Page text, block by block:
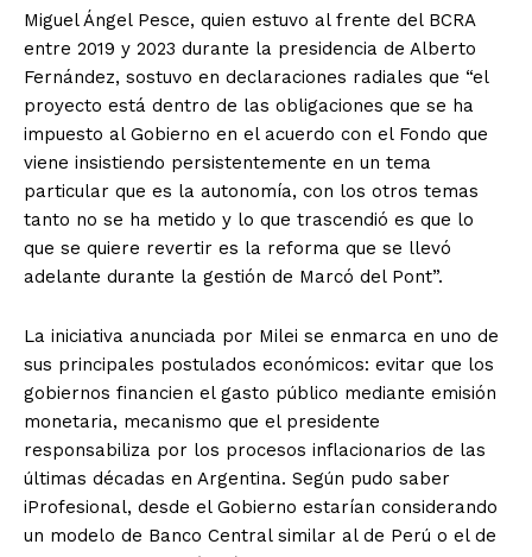
Miguel Ángel Pesce, quien estuvo al frente del BCRA
entre 2019 y 2023 durante la presidencia de Alberto
Fernández, sostuvo en declaraciones radiales que “el
proyecto está dentro de las obligaciones que se ha
impuesto al Gobierno en el acuerdo con el Fondo que
viene insistiendo persistentemente en un tema
particular que es la autonomía, con los otros temas
tanto no se ha metido y lo que trascendió es que lo
que se quiere revertir es la reforma que se llevó
adelante durante la gestión de Marcó del Pont”.
La iniciativa anunciada por Milei se enmarca en uno de
sus principales postulados económicos: evitar que los
gobiernos financien el gasto público mediante emisión
monetaria, mecanismo que el presidente
responsabiliza por los procesos inflacionarios de las
últimas décadas en Argentina. Según pudo saber
iProfesional, desde el Gobierno estarían considerando
un modelo de Banco Central similar al de Perú o el de